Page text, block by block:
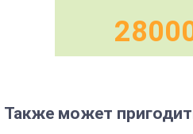
Также может